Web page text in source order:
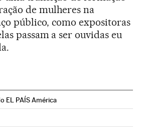
de mulheres na
público, como expositoras
passam a ser ouvidas eu
EL PAÍS América
en Instagram